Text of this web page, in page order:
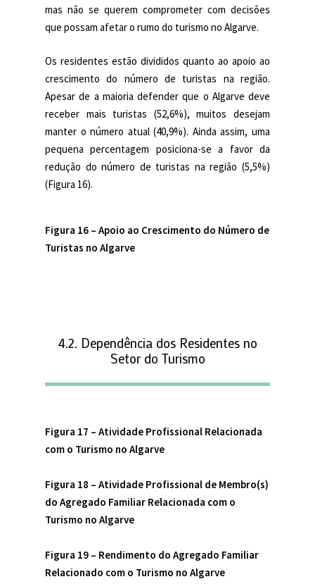
mas não se querem comprometer com decisões
que possam afetar o rumo do turismo no Algarve.
Os residentes estão divididos quanto ao apoio ao
crescimento do número de turistas na região.
Apesar de a maioria defender que o Algarve deve
receber mais turistas (52,6%), muitos desejam
manter o número atual (40,9%). Ainda assim, uma
pequena percentagem posiciona-se a favor da
redução do número de turistas na região (5,5%)
(Figura 16).
Figura 16 – Apoio ao Crescimento do Número de
Turistas no Algarve
4.2. Dependência dos Residentes no
Setor do Turismo
Figura 17 – Atividade Profissional Relacionada
com o Turismo no Algarve
Figura 18 – Atividade Profissional de Membro(s)
do Agregado Familiar Relacionada com o
Turismo no Algarve
Figura 19 – Rendimento do Agregado Familiar
Relacionado com o Turismo no Algarve